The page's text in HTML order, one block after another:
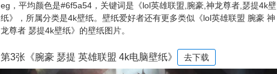
eg，平均颜色是#6f5a54，关键词是《lol英雄联盟,腕豪,神龙尊者,瑟提4k壁
纸》，所属分类是4k壁纸。壁纸爱好者还有更多类似《lol英雄联盟 腕豪 神
龙尊者 瑟提4k壁纸》的壁纸图片。
第3张《腕豪 瑟提 英雄联盟 4k电脑壁纸》 去下载